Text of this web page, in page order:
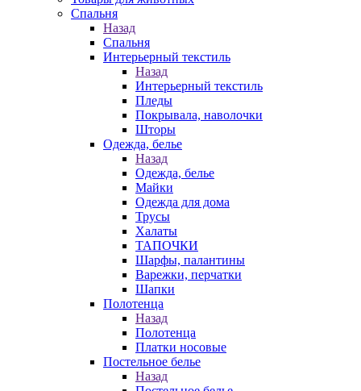
Спальня
Назад
Спальня
Интерьерный текстиль
Назад
Интерьерный текстиль
Пледы
Покрывала, наволочки
Шторы
Одежда, белье
Назад
Одежда, белье
Майки
Одежда для дома
Трусы
Халаты
ТАПОЧКИ
Шарфы, палантины
Варежки, перчатки
Шапки
Полотенца
Назад
Полотенца
Платки носовые
Постельное белье
Назад